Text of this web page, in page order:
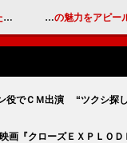
ピース綾部ら茨城県出身芸
役でＣＭ出演 “ツクシ探
画『クローズＥＸＰＬＯＤ